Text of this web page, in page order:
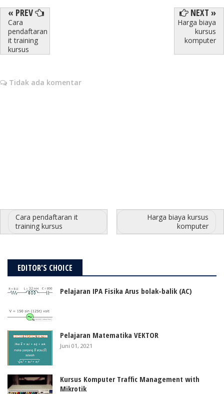
« PREV
Cara
pendaftaran
it training
kursus
NEXT »
Harga biaya
kursus
komputer
Tidak ada komentar
Cara pendaftaran it
training kursus
Harga biaya kursus
komputer
EDITOR'S CHOICE
Pelajaran IPA Fisika Arus bolak-balik (AC)
Pelajaran Matematika VEKTOR
Juni 01, 2021
Kursus Komputer Traffic Management with
Mikrotik